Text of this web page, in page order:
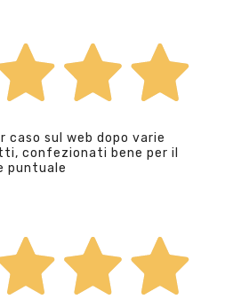
sul web dopo varie
confezionati bene per il
puntuale